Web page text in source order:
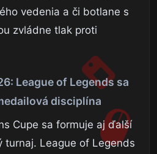
vedenia a či botlane s
zvládne tlak proti
League of Legends sa
disciplína
Cupe sa formuje aj ďalší
turnaj. League of Legends